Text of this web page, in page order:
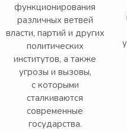
функционирования
различных ветвей
власти, партий и других
политических
институтов, а также
угрозы и вызовы,
с которыми
сталкиваются
современные
государства.